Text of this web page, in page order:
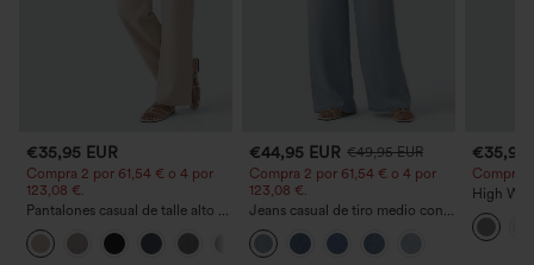
€35,95 EUR
Compra 2 por 61,54 € o 4 por
123,08 €.
Pantalones casual de talle alto y
pierna recta con tacto de lino y
bolsillos
€44,95 EUR €49,95 EUR
Compra 2 por 61,54 € o 4 por
123,08 €.
Jeans casual de tiro medio con
cordón y bolsillos
€35,95
Compra
High
Straight